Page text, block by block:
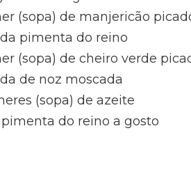
(sopa) de manjericão
pimenta do reino
(sopa) de cheiro verde
de noz moscada
(sopa) de azeite
pimenta do reino a gosto